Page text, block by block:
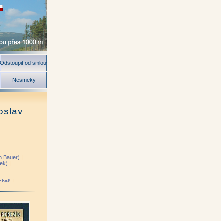
Odstoupit od smlouvy
Nesmeky
Bauer) |
|
|
|
|